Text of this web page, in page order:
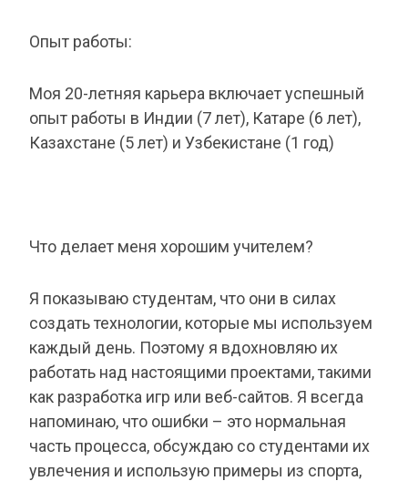
Опыт работы:
Моя 20-летняя карьера включает успешный
опыт работы в Индии (7 лет), Катаре (6 лет),
Казахстане (5 лет) и Узбекистане (1 год)
Что делает меня хорошим учителем?
Я показываю студентам, что они в силах
создать технологии, которые мы используем
каждый день. Поэтому я вдохновляю их
работать над настоящими проектами, такими
как разработка игр или веб-сайтов. Я всегда
напоминаю, что ошибки – это нормальная
часть процесса, обсуждаю со студентами их
увлечения и использую примеры из спорта,